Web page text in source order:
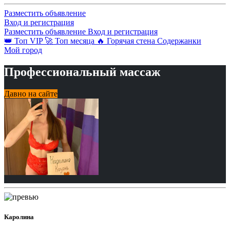
Разместить объявление
Вход и регистрация
Разместить объявление Вход и регистрация
👑 Топ VIP 🚀 Топ месяца 🔥 Горячая стена Содержанки
Мой город
Профессиональный массаж
Давно на сайте
Каролина